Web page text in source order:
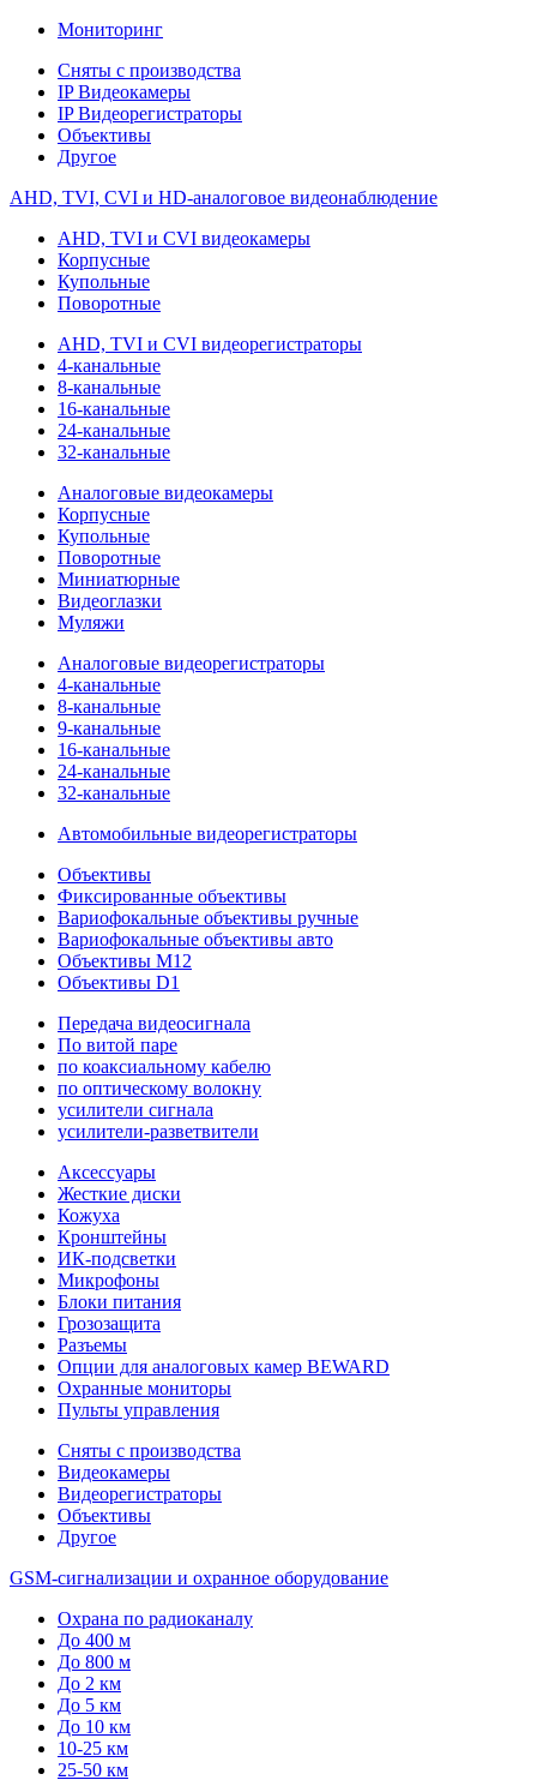
Мониторинг
Сняты с производства
IP Видеокамеры
IP Видеорегистраторы
Объективы
Другое
AHD, TVI, CVI и HD-аналоговое видеонаблюдение
AHD, TVI и CVI видеокамеры
Корпусные
Купольные
Поворотные
AHD, TVI и CVI видеорегистраторы
4-канальные
8-канальные
16-канальные
24-канальные
32-канальные
Аналоговые видеокамеры
Корпусные
Купольные
Поворотные
Миниатюрные
Видеоглазки
Муляжи
Аналоговые видеорегистраторы
4-канальные
8-канальные
9-канальные
16-канальные
24-канальные
32-канальные
Автомобильные видеорегистраторы
Объективы
Фиксированные объективы
Вариофокальные объективы ручные
Вариофокальные объективы авто
Объективы M12
Объективы D1
Передача видеосигнала
По витой паре
по коаксиальному кабелю
по оптическому волокну
усилители сигнала
усилители-разветвители
Аксессуары
Жесткие диски
Кожуха
Кронштейны
ИК-подсветки
Микрофоны
Блоки питания
Грозозащита
Разъемы
Опции для аналоговых камер BEWARD
Охранные мониторы
Пульты управления
Сняты с производства
Видеокамеры
Видеорегистраторы
Объективы
Другое
GSM-сигнализации и охранное оборудование
Охрана по радиоканалу
До 400 м
До 800 м
До 2 км
До 5 км
До 10 км
10-25 км
25-50 км